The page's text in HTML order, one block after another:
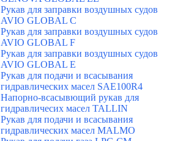
Рукав для заправки воздушных судов
AVIO GLOBAL C
Рукав для заправки воздушных судов
AVIO GLOBAL F
Рукав для заправки воздушных судов
AVIO GLOBAL E
Рукав для подачи и всасывания
гидравлических масел SAE100R4
Напорно-всасывющий рукав для
гидравличесих масел TALLIN
Рукав для подачи и всасывания
гидравлических масел MALMO